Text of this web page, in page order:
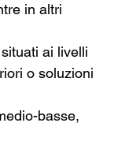
in altri
ai livelli
o soluzioni
basse,